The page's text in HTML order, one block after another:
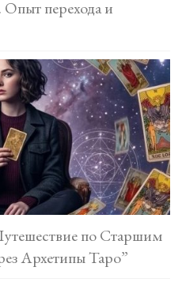
перехода и
по Старшим
Архетипы Таро”